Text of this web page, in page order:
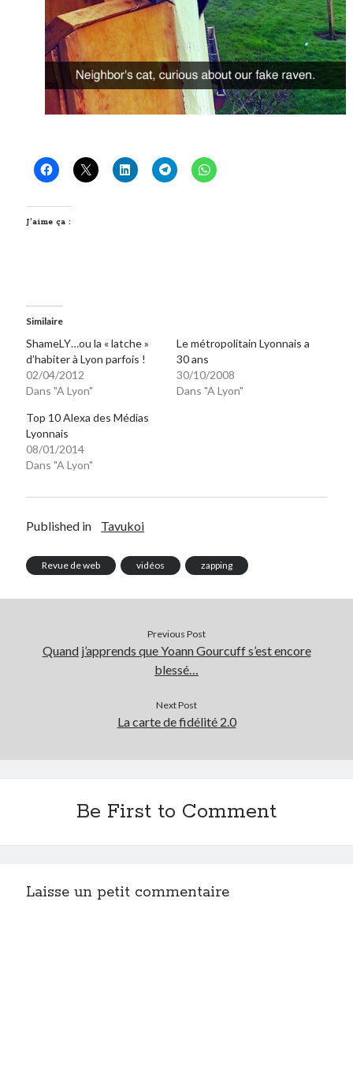
J’aime ça :
Similaire
ShameLY…ou la « latche »
d’habiter à Lyon parfois !
02/04/2012
Dans "A Lyon"
Le métropolitain Lyonnais a
30 ans
30/10/2008
Dans "A Lyon"
Top 10 Alexa des Médias
Lyonnais
08/01/2014
Dans "A Lyon"
Published in Tavukoi
Revue de web vidéos zapping
Previous Post
Quand j’apprends que Yoann Gourcuff s’est encore
blessé…
Next Post
La carte de fidélité 2.0
Be First to Comment
Laisse un petit commentaire